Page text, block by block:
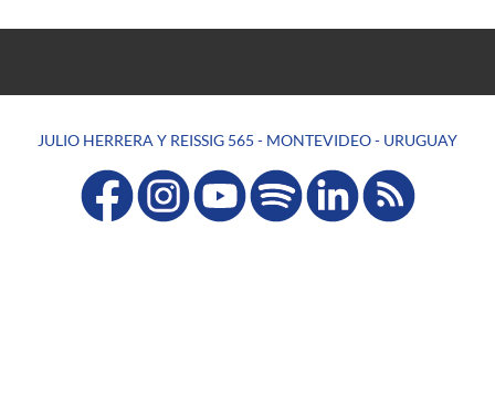
JULIO HERRERA Y REISSIG 565 - MONTEVIDEO - URUGUAY